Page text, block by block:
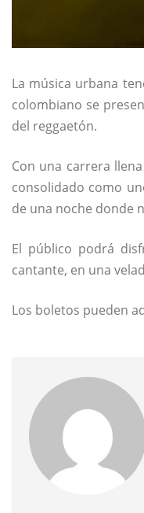
La música urbana
colombiano se
del reggaetón.
Con una carrera
consolidado como
de una noche donde
El público podrá
cantante, en una
Los boletos pueden